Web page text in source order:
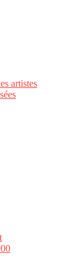
artistes